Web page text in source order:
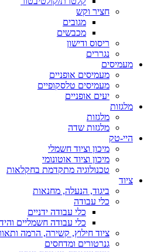
חציר וקש
מגובים
מכבשים
ריסוס ודישון
נגררים
מעמיסים
מעמיסים אופניים
מעמיסים טלסקופיים
יעים אופניים
מלגזות
מלגזות
מלגזות שדה
היי-טק
מיכון וציוד חשמלי
מיכון וציוד אוטונומי
טכנולוגיה מתקדמת בחקלאות
ציוד
ביגוד, הנעלה, מחנאות
כלי עבודה
כלי עבודה ידניים
כלי עבודה חשמליים
ציוד חילוץ, קשירה, הרמה
גנרטורים ומדחסים